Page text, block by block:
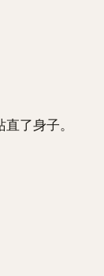
了身子。